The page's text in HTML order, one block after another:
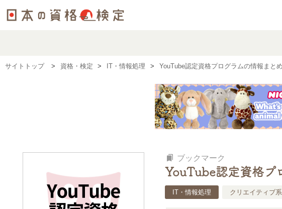
サイトトップ 資格・検定 IT・情報処理 YouTube認定資格プログラムの情報まとめ
bookmarks ブックマーク
YouTube認定資格プ
IT・情報処理 クリエイティブ系